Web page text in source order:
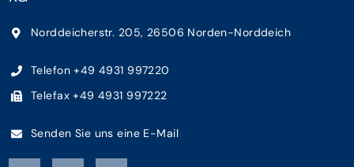
Norddeicherstr. 205, 26506 Norden-Norddeich
Telefon +49 4931 997220
Telefax +49 4931 997222
Senden Sie uns eine E-Mail